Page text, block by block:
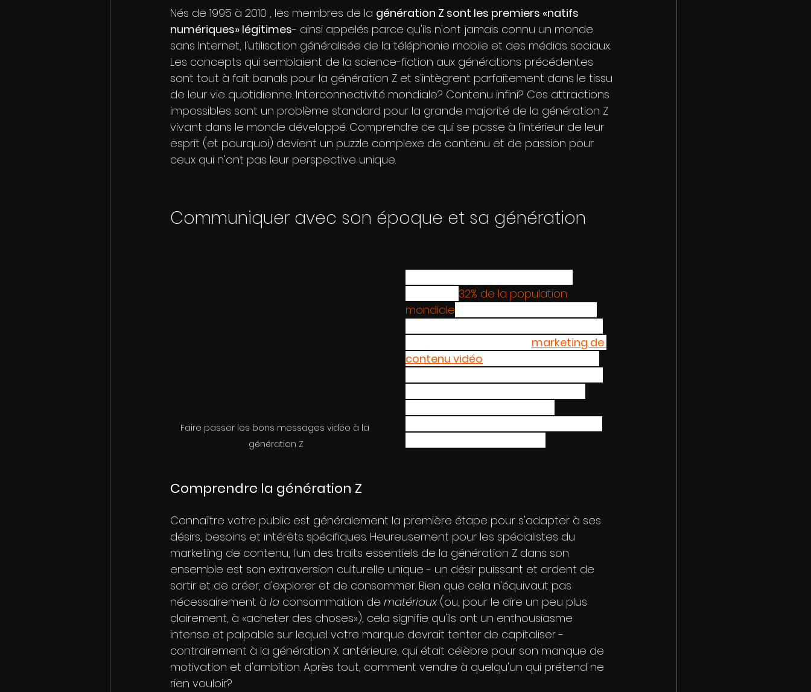
Nés de 1995 à 2010 , les membres de la génération Z sont les premiers «natifs
numériques» légitimes- ainsi appelés parce qu'ils n'ont jamais connu un monde
sans Internet, l'utilisation généralisée de la téléphonie mobile et des médias sociaux.
Les concepts qui semblaient de la science-fiction aux générations précédentes
sont tout à fait banals pour la génération Z et s'intègrent parfaitement dans le tissu
de leur vie quotidienne. Interconnectivité mondiale? Contenu infini? Ces attractions
impossibles sont un problème standard pour la grande majorité de la génération Z
vivant dans le monde développé. Comprendre ce qui se passe à l'intérieur de leur
esprit (et pourquoi) devient un puzzle complexe de contenu et de passion pour
ceux qui n'ont pas leur perspective unique.
Communiquer avec son époque et sa génération
Faire passer les bons messages vidéo à la
génération Z
32% de la population
mondiale
marketing de
contenu vidéo
Comprendre la génération Z
Connaître votre public est généralement la première étape pour s'adapter à ses
désirs, besoins et intérêts spécifiques. Heureusement pour les spécialistes du
marketing de contenu, l'un des traits essentiels de la génération Z dans son
ensemble est son extraversion culturelle unique - un désir puissant et ardent de
sortir et de créer, d'explorer et de consommer. Bien que cela n'équivaut pas
nécessairement à la consommation de matériaux (ou, pour le dire un peu plus
clairement, à «acheter des choses»), cela signifie qu'ils ont un enthousiasme
intense et palpable sur lequel votre marque devrait tenter de capitaliser -
contrairement à la génération X antérieure, qui était célèbre pour son manque de
motivation et d'ambition. Après tout, comment vendre à quelqu'un qui prétend ne
rien vouloir?